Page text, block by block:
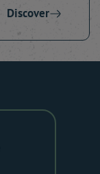
Discover